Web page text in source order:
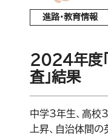
進路・教育情報
2024年度
査」結果
中学3年生、高校
上昇、自治体間